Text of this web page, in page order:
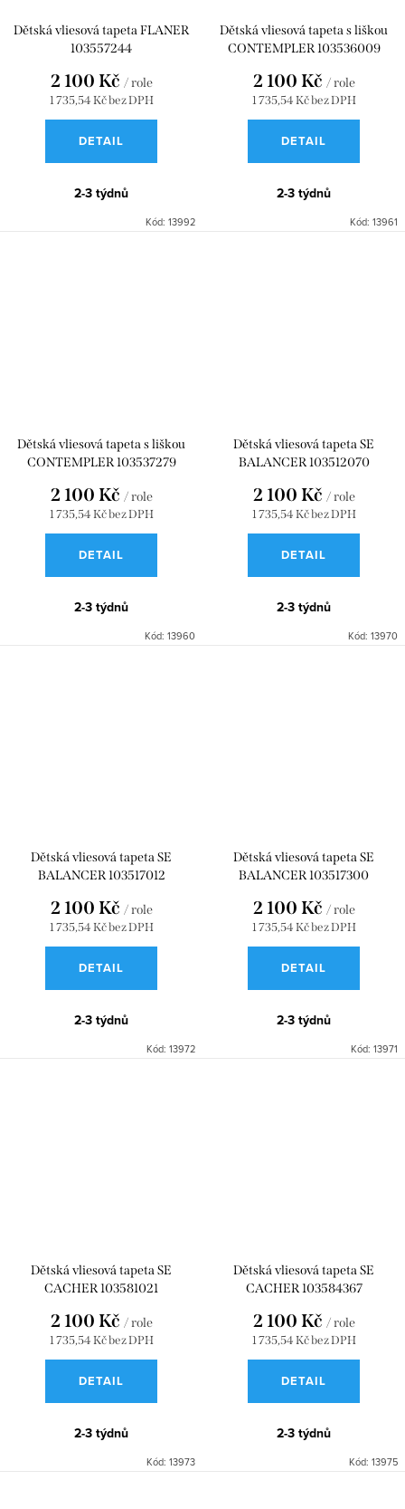
Dětská vliesová tapeta FLANER
103557244
1 735,54 Kč bez DPH
2 100 Kč / role
DETAIL
2-3 týdnů
Kód: 13992
Dětská vliesová tapeta s liškou
CONTEMPLER 103536009
1 735,54 Kč bez DPH
2 100 Kč / role
DETAIL
2-3 týdnů
Kód: 13961
Dětská vliesová tapeta s liškou
CONTEMPLER 103537279
1 735,54 Kč bez DPH
2 100 Kč / role
DETAIL
2-3 týdnů
Kód: 13960
Dětská vliesová tapeta SE
BALANCER 103512070
1 735,54 Kč bez DPH
2 100 Kč / role
DETAIL
2-3 týdnů
Kód: 13970
Dětská vliesová tapeta SE
BALANCER 103517012
1 735,54 Kč bez DPH
2 100 Kč / role
DETAIL
2-3 týdnů
Kód: 13972
Dětská vliesová tapeta SE
BALANCER 103517300
1 735,54 Kč bez DPH
2 100 Kč / role
DETAIL
2-3 týdnů
Kód: 13971
Dětská vliesová tapeta SE
CACHER 103581021
1 735,54 Kč bez DPH
2 100 Kč / role
DETAIL
2-3 týdnů
Kód: 13973
Dětská vliesová tapeta SE
CACHER 103584367
1 735,54 Kč bez DPH
2 100 Kč / role
DETAIL
2-3 týdnů
Kód: 13975